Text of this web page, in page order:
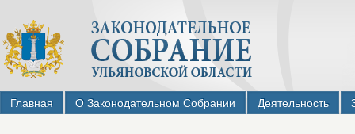
Главная О Законодательном Собрании Деятельность